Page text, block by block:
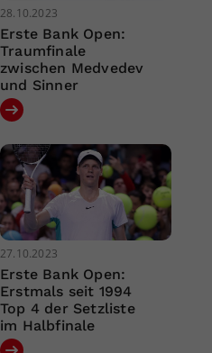
28.10.2023
Erste Bank Open:
Traumfinale
zwischen Medvedev
und Sinner
27.10.2023
Erste Bank Open:
Erstmals seit 1994
Top 4 der Setzliste
im Halbfinale